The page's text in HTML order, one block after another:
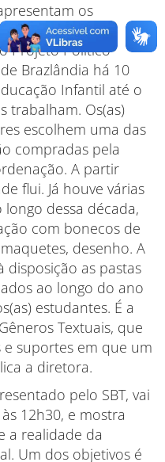
os
trabalhado. A
Projeto Político
Brazlândia há 10
Infantil até o
trabalham. Os(as)
escolhem uma das
compradas pela
A partir
flui. Já houve várias
dessa década,
com bonecos de
desenho. A
as pastas
ao longo do ano
estudantes. É a
Textuais, que
suportes em que um
a diretora.
pelo SBT, vai
12h30, e mostra
a realidade da
Um dos objetivos é